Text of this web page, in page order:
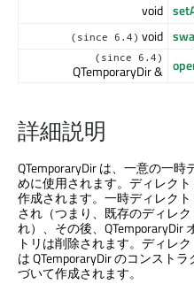
void
(since 6.4) void
(since 6.4)
QTemporaryDir &
詳細説明
QTemporaryDir は、一意の一
めに使用されます。ディレク
作成されます。一時ディレク
され（つまり、既存のディレ
れ）、その後、QTemporaryDir
トリは削除されます。ディレ
は QTemporaryDir のコンスト
づいて作成されます。